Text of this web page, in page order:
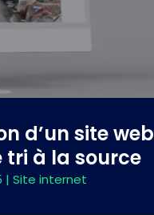
d’un site web
tri à la source
| Site internet